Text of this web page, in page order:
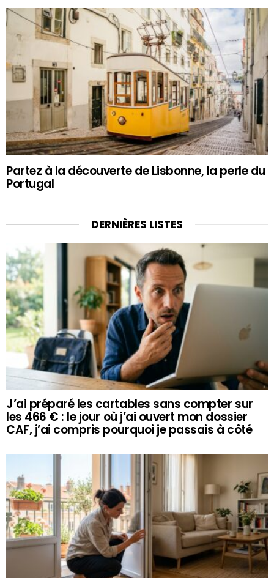
Partez à la découverte de Lisbonne, la perle du
Portugal
DERNIÈRES LISTES
J’ai préparé les cartables sans compter sur
les 466 € : le jour où j’ai ouvert mon dossier
CAF, j’ai compris pourquoi je passais à côté